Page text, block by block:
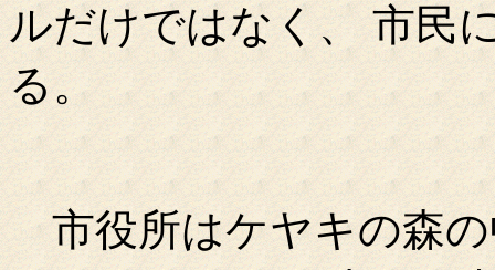
ルだけではなく、 市民
る。
市役所はケヤキの森